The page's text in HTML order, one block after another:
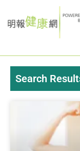
to
Search